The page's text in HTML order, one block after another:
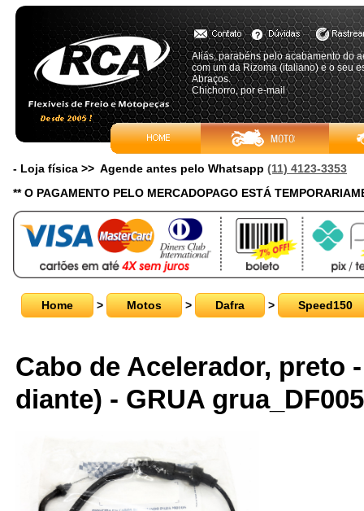
Aliás, parabéns pelo acabamento do
com um da Rizoma (italiano) e o seu
Abraços.
Chichorro, por e-mail
- Loja física >> Agende antes pelo Whatsapp (11) 4123-3353
** O PAGAMENTO PELO MERCADOPAGO ESTÁ
Home > Motos > Dafra > Speed150
Cabo de Acelerador, preto
diante) - GRUA grua_DF005